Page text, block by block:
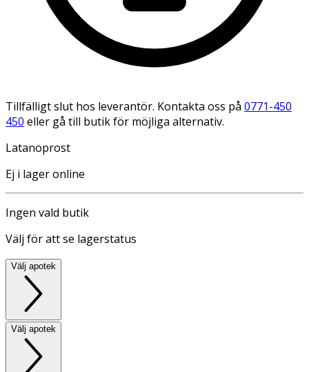
Tillfälligt slut hos leverantör. Kontakta oss på 0771-450
450 eller gå till butik för möjliga alternativ.
Latanoprost
Ej i lager online
Ingen vald butik
Välj för att se lagerstatus
Välj apotek
Välj apotek